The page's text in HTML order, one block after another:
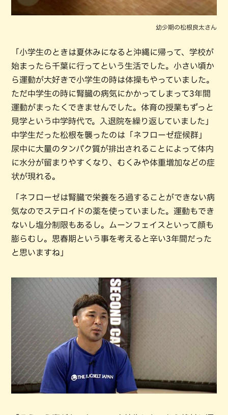
幼少期の松根良太さん
「小学生のときは夏休みになると沖縄に帰って、学校が
始まったら千葉に行ってという生活でした。小さい頃か
ら運動が大好きで小学生の時は体操もやっていました。
ただ中学生の時に腎臓の病気にかかってしまって3年間
運動がまったくできませんでした。体育の授業もずっと
見学という中学時代で。入退院を繰り返していました」
中学生だった松根を襲ったのは「ネフローゼ症候群」
尿中に大量のタンパク質が排出されることによって体内
に水分が留まりやすくなり、むくみや体重増加などの症
状が現れる。
「ネフローゼは腎臓で栄養をろ過することができない病
気なのでステロイドの薬を使っていました。運動もでき
ないし塩分制限もあるし。ムーンフェイスといって顔も
膨らむし。思春期という事を考えると辛い3年間だった
と思いますね」